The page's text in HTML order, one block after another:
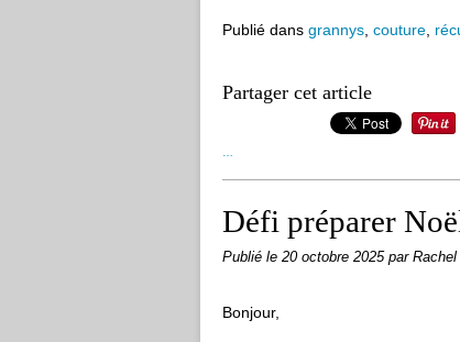
Publié dans grannys couture
Partager cet article
Défi préparer
Publié le 20 octobre 2025 par Rachel
Bonjour,